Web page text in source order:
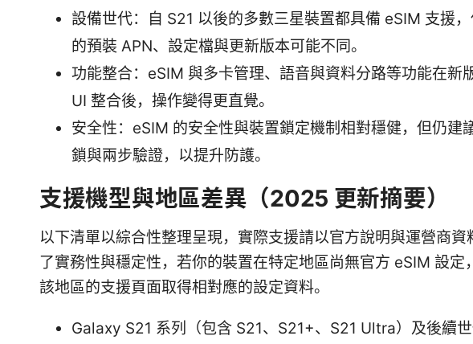
設備世代：自 S21 以後的多數三星裝置都具備 eSIM 支援
的預裝 APN、設定檔與更新版本可能不同。
功能整合：eSIM 與多卡管理、語音與資料分路等功能在新
UI 整合後，操作變得更直覺。
安全性：eSIM 的安全性與裝置鎖定機制相對穩健，但仍建
鎖與兩步驗證，以提升防護。
支援機型與地區差異（2025 更新摘要）
以下清單以綜合性整理呈現，實際支援請以官方說明與運營商資
了實務性與穩定性，若你的裝置在特定地區尚無官方 eSIM 設定
該地區的支援頁面取得相對應的設定資料。
Galaxy S21 系列（包含 S21、S21+、S21 Ultra）及後續